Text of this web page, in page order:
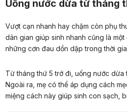
Uống nước dừa từ tháng
Vượt cạn nhanh hay chậm còn phụ
dân gian giúp sinh nhanh cũng là
những cơn đau dồn dập trong thời
Từ tháng thứ 5 trở đi, uống nước dừa
Ngoài ra, mẹ có thể áp dụng cách
miệng cách này giúp sinh con sạch,